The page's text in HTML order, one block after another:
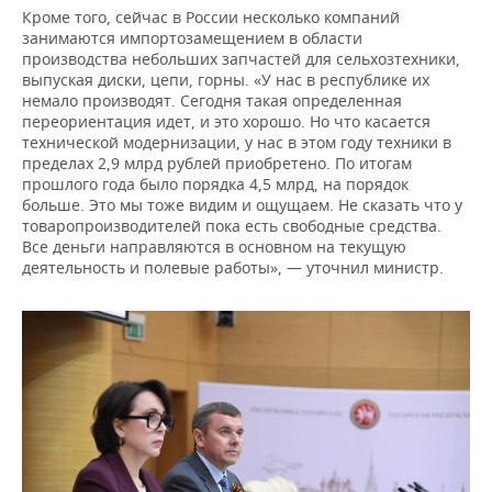
Кроме того, сейчас в России несколько компаний
занимаются импортозамещением в области
производства небольших запчастей для сельхозтехники,
выпуская диски, цепи, горны. «У нас в республике их
немало производят. Сегодня такая определенная
переориентация идет, и это хорошо. Но что касается
технической модернизации, у нас в этом году техники в
пределах 2,9 млрд рублей приобретено. По итогам
прошлого года было порядка 4,5 млрд, на порядок
больше. Это мы тоже видим и ощущаем. Не сказать что у
товаропроизводителей пока есть свободные средства.
Все деньги направляются в основном на текущую
деятельность и полевые работы», — уточнил министр.